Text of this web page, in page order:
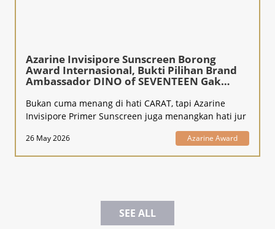
Azarine Invisipore Sunscreen Borong
Award Internasional, Bukti Pilihan Brand
Ambassador DINO of SEVENTEEN Gak
Bukan cuma menang di hati CARAT, tapi Azarine
Invisipore Primer Sunscreen juga menangkan hati jur
26 May 2026 Azarine Award
SEE ALL